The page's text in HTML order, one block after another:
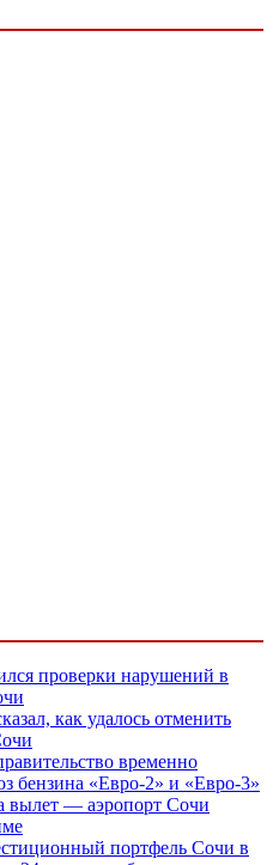
проверки нарушений в
как удалось отменить
временно
бензина «Евро-2» и «Евро-3»
вылет — аэропорт Сочи
портфель Сочи в